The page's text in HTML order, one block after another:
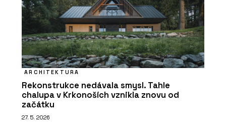
ARCHITEKTURA
Rekonstrukce nedávala smysl. Tahle
chalupa v Krkonoších vznikla znovu od
začátku
27. 5. 2026